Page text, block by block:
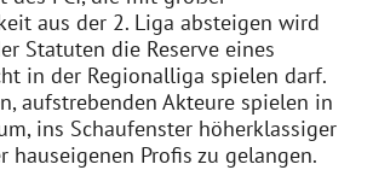
aus der 2. Liga absteigen wird
Statuten die Reserve eines
in der Regionalliga spielen darf.
aufstrebenden Akteure spielen in
ins Schaufenster höherklassiger
hauseigenen Profis zu gelangen.